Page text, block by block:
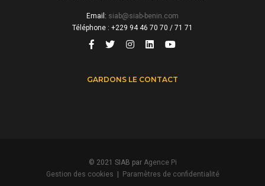
Email: siab@siab-benin.com
Téléphone : +229 94 46 70 70 / 71 71
GARDONS LE CONTACT
© 2021 SIAB par Agence Pi
Gestion des cookies | Paramètres de confidentialité